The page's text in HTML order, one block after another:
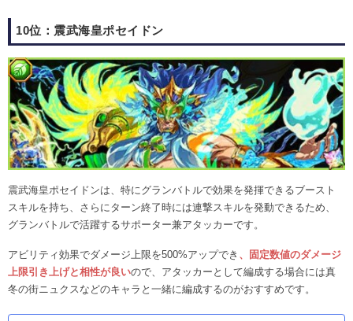
10位：震武海皇ポセイドン
震武海皇ポセイドンは、特にグランバトルで効果を発揮できるブースト
スキルを持ち、さらにターン終了時には連撃スキルを発動できるため、
グランバトルで活躍するサポーター兼アタッカーです。
アビリティ効果でダメージ上限を500%アップでき 、固定数値のダメージ
上限引き上げと相性が良いので、アタッカーとして編成する場合には真
冬の街ニュクスなどのキャラと一緒に編成するのがおすすめです。